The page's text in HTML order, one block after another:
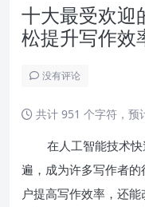
十大最受欢迎
松提升写作效
没有评论
共计 951 个字符，预
在人工智能技术
遍，成为许多写作者
户提高写作效率，还